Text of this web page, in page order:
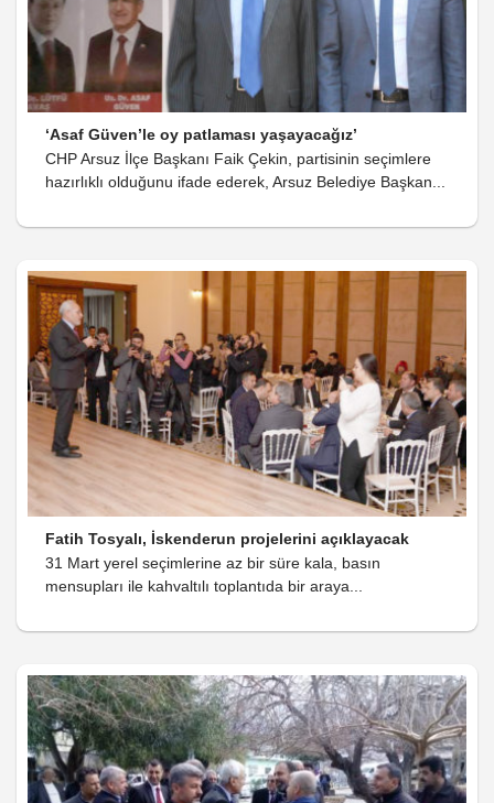
‘Asaf Güven’le oy patlaması yaşayacağız’
CHP Arsuz İlçe Başkanı Faik Çekin, partisinin seçimlere
hazırlıklı olduğunu ifade ederek, Arsuz Belediye Başkan...
Fatih Tosyalı, İskenderun projelerini açıklayacak
31 Mart yerel seçimlerine az bir süre kala, basın
mensupları ile kahvaltılı toplantıda bir araya...